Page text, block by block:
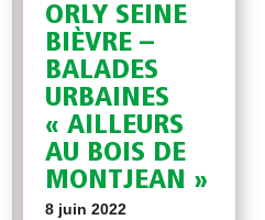
ORLY SEINE
BIÈVRE –
BALADES
URBAINES
« AILLEURS
AU BOIS DE
MONTJEAN »
8 juin 2022